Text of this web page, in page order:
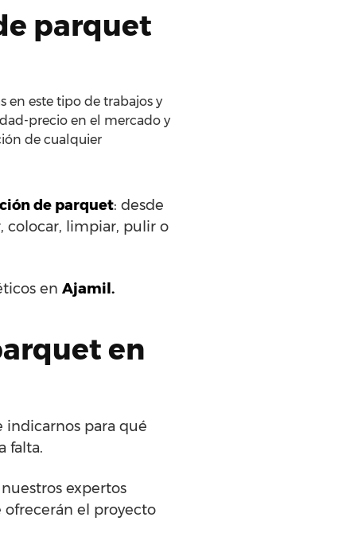
parquet
en este tipo de trabajos y
precio en el mercado y
de cualquier
de parquet: desde
colocar, limpiar, pulir o
en Ajamil.
en
indicarnos para qué
falta.
expertos
ofrecerán el proyecto